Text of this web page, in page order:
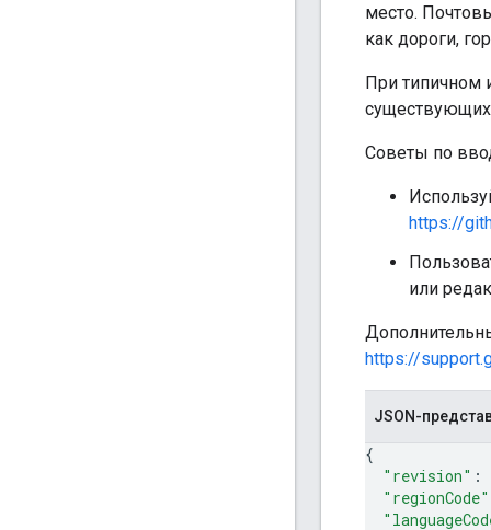
место.
как дороги,
При типичном
существующих
Советы по
https://
или
https://
JSON-
{
"revision" :
"regionCode"